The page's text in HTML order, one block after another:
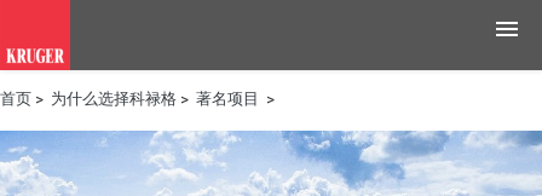
产品
应用领域
首页 > 为什么选择科禄格 > 著名项目 >